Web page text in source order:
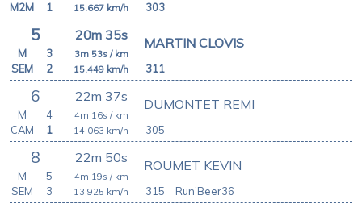
303
15.667 km/h
M2M
1
5 20m 35s
311
MARTIN CLOVIS
3m 53s / km
15.449 km/h
M
3
SEM
2
6 22m 37s
305
DUMONTET REMI
4m 16s / km
14.063 km/h
M
4
CAM
1
8 22m 50s
315
ROUMET KEVIN
4m 19s / km
13.925 km/h
M
5
SEM
3 Run’Beer36